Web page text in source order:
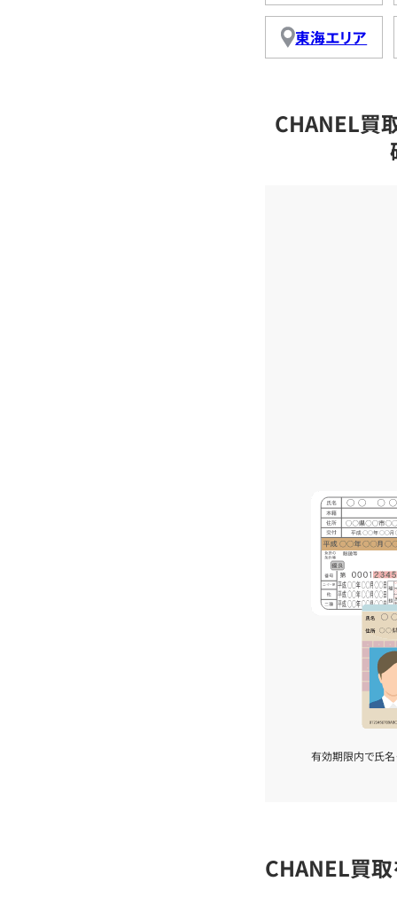
東海エリア
CHANEL買
有効期限内で氏名
CHANEL買